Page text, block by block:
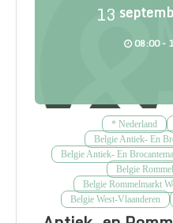
13
08:00 -
* Nederland
Belgie Antiek- En
Belgie Antiek- En
Belgie
Belgie Rommelmarkt
Belgie West-Vlaanderen